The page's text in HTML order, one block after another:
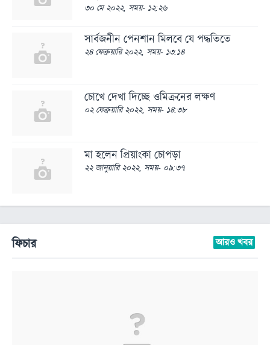
৩০ মে ২০২২, সময়- ১২:২৬
সার্বজনীন পেনশান মিলবে যে পদ্ধতিতে
২৪ ফেব্রুয়ারি ২০২২, সময়- ১৩:১৪
চোখে দেখা দিচ্ছে ওমিক্রনের লক্ষণ
০২ ফেব্রুয়ারি ২০২২, সময়- ১৪:৩৮
মা হলেন প্রিয়াংকা চোপড়া
২২ জানুয়ারি ২০২২, সময়- ০৯:৩৭
ফিচার আরও খবর